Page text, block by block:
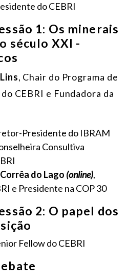
do CEBRI
1: Os minerais
século XXI -
, Chair do Programa de
CEBRI e Fundadora da
Presidente do IBRAM
Consultiva
do Lago (online),
e Presidente na COP 30
2: O papel dos
Fellow do CEBRI